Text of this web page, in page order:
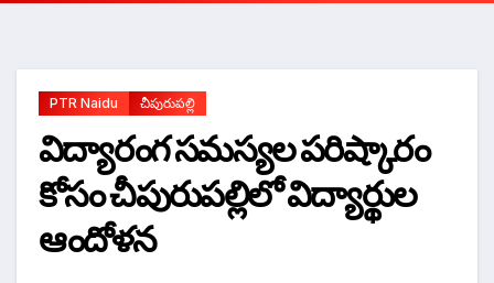
PTR Naidu చీపురుపల్లి
విద్యారంగ సమస్యల పరిష్కారం
కోసం చీపురుపల్లిలో విద్యార్థుల
ఆందోళన